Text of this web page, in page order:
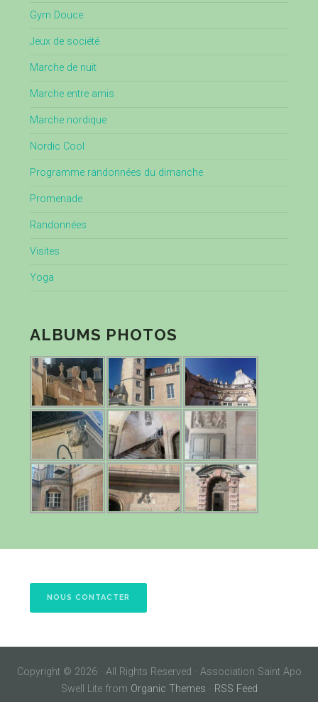
Gym Douce
Jeux de société
Marche de nuit
Marche entre amis
Marche nordique
Nordic Cool
Programme randonnées du dimanche
Promenade
Randonnées
Visites
Yoga
ALBUMS PHOTOS
NOUS CONTACTER
Copyright © 2026 · All Rights Reserved · Association Saint Apo
Swell Lite from Organic Themes · RSS Feed